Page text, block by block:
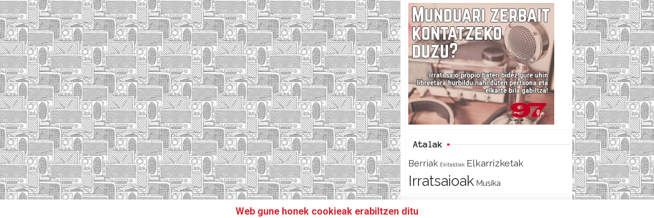
c
e
b
o
o
i
t
t
e
r
e
d
Atalak
Berriak Ekitaldiak Elkarrizketak
Irratsaioak Musika
IZAN IRRATIKIDE! FACEBOOK TWITTER HARREMANETARAKO
Web gune honek cookieak erabiltzen ditu